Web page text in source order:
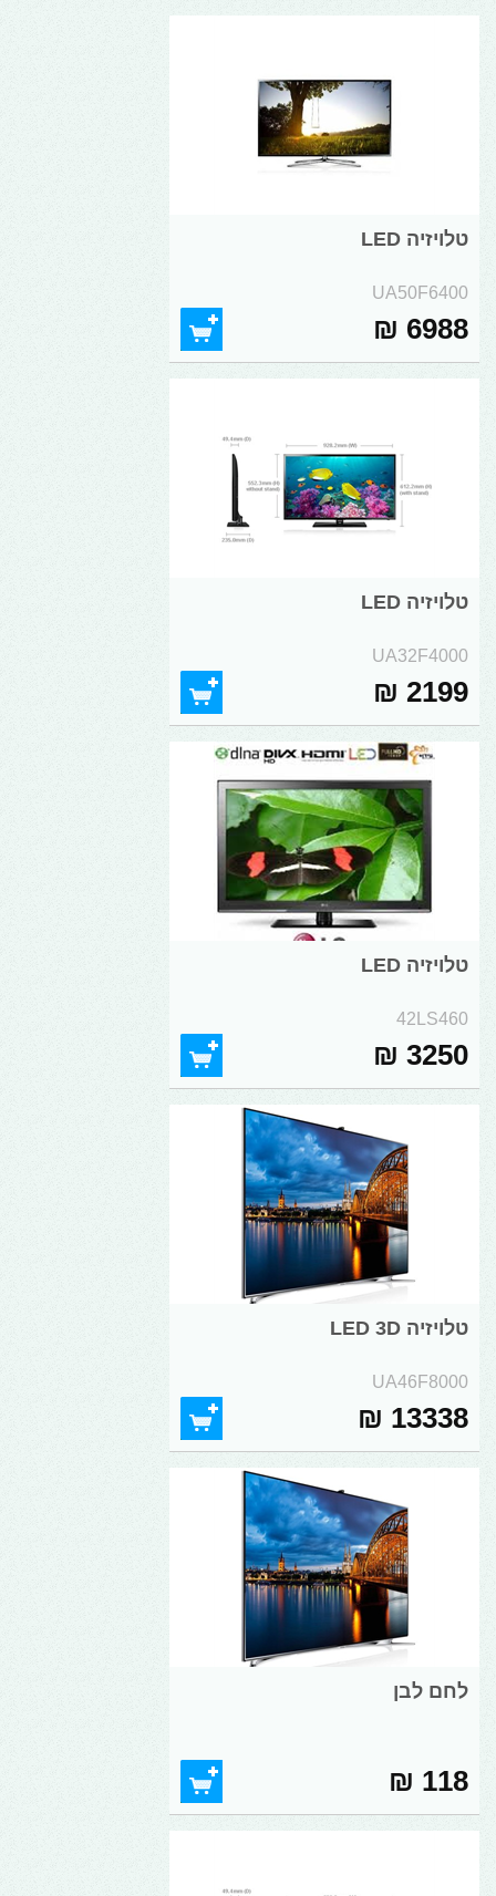
טלויזיה LED
UA50F6400
6988 ₪
טלויזיה LED
UA32F4000
2199 ₪
טלויזיה LED
42LS460
3250 ₪
טלויזיה LED 3D
UA46F8000
13338 ₪
לחם לבן
118 ₪